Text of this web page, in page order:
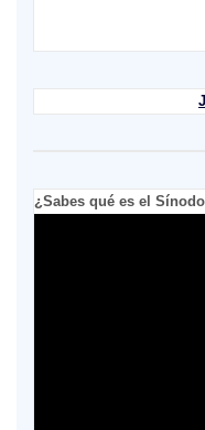
¿Sabes qué es el